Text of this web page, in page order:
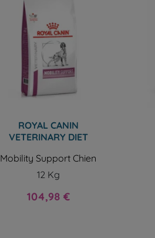
ROYAL CANIN
VETERINARY DIET
Mobility Support Chien
12 Kg
Prix
104,98 €